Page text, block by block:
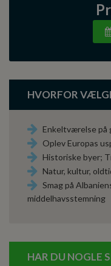
HVORFOR
Enkeltværelse
Oplev Europas
Historiske byer;
Natur, kultur,
Smag på
middelhavsstemning
HAR DU NOGLE